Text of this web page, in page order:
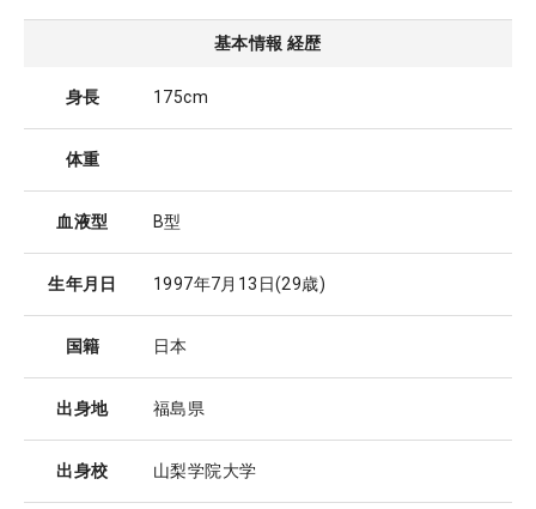
基本情報 経歴
身長 175cm
体重
血液型 B型
生年月日 1997年7月13日(29歳)
国籍 日本
出身地 福島県
出身校 山梨学院大学